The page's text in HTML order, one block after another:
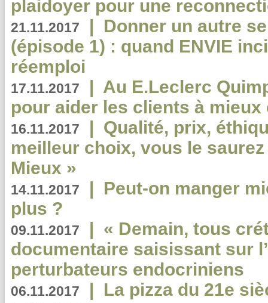
plaidoyer pour une
21.11.2017 | Donner un autre
(épisode 1) : quand ENVIE
réemploi
17.11.2017 | Au E.Leclerc
pour aider les clients à
16.11.2017 | Qualité, prix,
meilleur choix, vous le
Mieux »
14.11.2017 | Peut-on manger
plus ?
09.11.2017 | « Demain, tous
documentaire saisissant sur
perturbateurs endocriniens
06.11.2017 | La pizza du 21e